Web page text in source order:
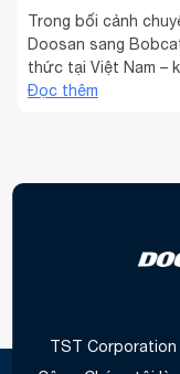
Trong bối cảnh
Doosan sang
thức tại Việt Nam –
tăng giá bán. Thay
Đọc thêm
TST